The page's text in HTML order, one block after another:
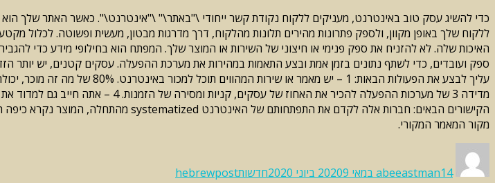
כדי להשיג עסק טוב באינטרנט, מעניקים ללקוח נקודת קשר ייחודי \"באתר\" \"אינטרנט\". כאשר האתר שלך הוא
ללקוח שלך באופן מקוון, ולספק פתרונות מהירים תלונות מהלקוח, דרך מדרגות מבטון, מעשית ופשוטה. לכלול
האיכות שלה. לא להזניח את ספק פנימי או חיצוני של השירות או המוצר שלך. המפתח הוא בחילופי מידע כדי
ספק ועובדים, כדי לשתף נתונים בזמן אמת ובצע התאמות במהירות את מערכת ההפעלה. עסקים קטנים, יש יותר
מדידה 3 של מערכות ההפעלה להכיר את
מקור המאמר המקורי.
abeeastman14 במאי 2020 9 ביוני 2020
חדשותhebrewpost